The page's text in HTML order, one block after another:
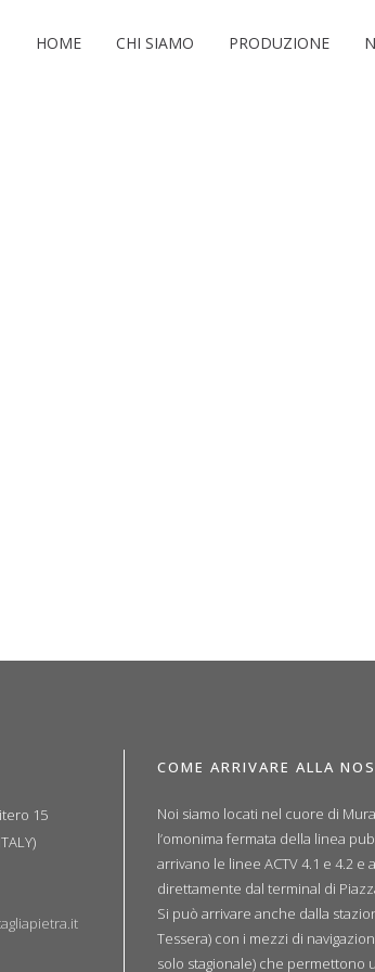
HOME CHI SIAMO PRODUZIONE
15
COME ARRIVARE ALLA
Noi siamo locati nel cuore di
l’omonima fermata della linea
arrivano le linee ACTV 4.1 e 4.2
direttamente dal terminal di
Si può arrivare anche dalla
Tessera) con i mezzi di
solo stagionale) che permettono